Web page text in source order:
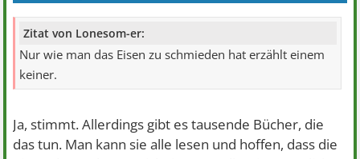
Zitat von Lonesom-er:
Nur wie man das Eisen zu schmieden hat erzählt einem
keiner.
Ja, stimmt. Allerdings gibt es tausende Bücher, die
das tun. Man kann sie alle lesen und hoffen, dass die